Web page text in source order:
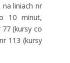
liniach nr
10 minut,
(kursy co
113 (kursy